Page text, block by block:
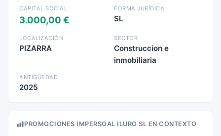
CAPITAL SOCIAL
3.000,00 €
FORMA JURÍDICA
SL
LOCALIZACIÓN
PIZARRA
SECTOR
Construccion e
inmobiliaria
ANTIGÜEDAD
2025
PROMOCIONES IMPERSOAL ILURO SL EN CONTEXTO